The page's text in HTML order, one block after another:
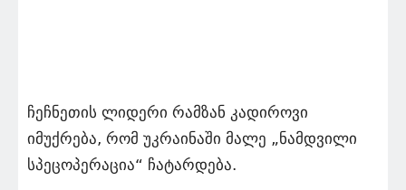
ჩეჩნეთის ლიდერი რამზან კადიროვი
იმუქრება, რომ უკრაინაში მალე „ნამდვილი
სპეცოპერაცია“ ჩატარდება.